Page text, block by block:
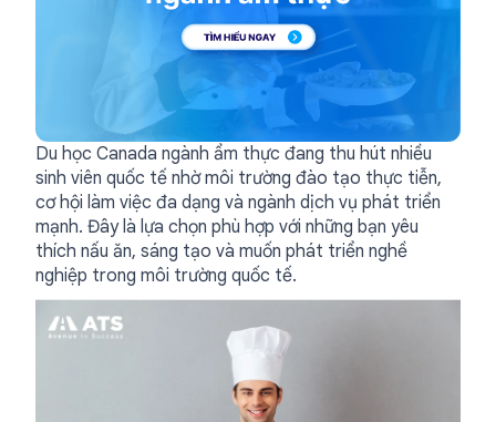
Du học Canada ngành ẩm thực đang thu hút nhiều
sinh viên quốc tế nhờ môi trường đào tạo thực tiễn,
cơ hội làm việc đa dạng và ngành dịch vụ phát triển
mạnh. Đây là lựa chọn phù hợp với những bạn yêu
thích nấu ăn, sáng tạo và muốn phát triển nghề
nghiệp trong môi trường quốc tế.